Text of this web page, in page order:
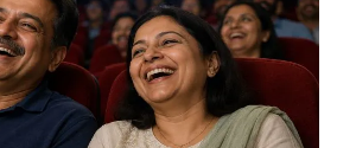
दूसरी ओर, प्रोसेस्ड या पैक्ड फूड में जो चीनी
शुगर कहा जाता है। यही चीनी जरूरत
हृदय रोग और कई दूसरी स्वास्थ्य
है।